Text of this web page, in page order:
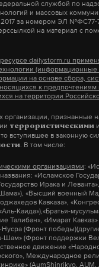
Лошака!
богу, национально
что
У
страничках в
кому-то кирпич
это не
— это вообще все:
культура
культурой
концерты и
к нарушению, то
я жечь ничего
которые это
знаете?
сказать не могу…
лично общался.
единогласно
воздействия,
фильма не
это знаем от
Все, что
моя
– Это
на Daily Storm
там, где тормозит
есть вTelegram
службой по
и массовых
за номером ЭЛ №ФС77-
на материал с
dailystorm.ru
(информационные
на основе сбора,
к предпочтениям
на территории
организации, признанные
террористическими
вступившее в законную
. В том числе:
организациями:
«Исламское
Ирака и
Шама»), «Высший военный
Кавказа»,
Каида»),«Братья-
Талибан», «Имарат Кавказ»
(Фронт
Шам» (Фронт поддержки
движение
Международное
(AumShinrikyo, AUM,